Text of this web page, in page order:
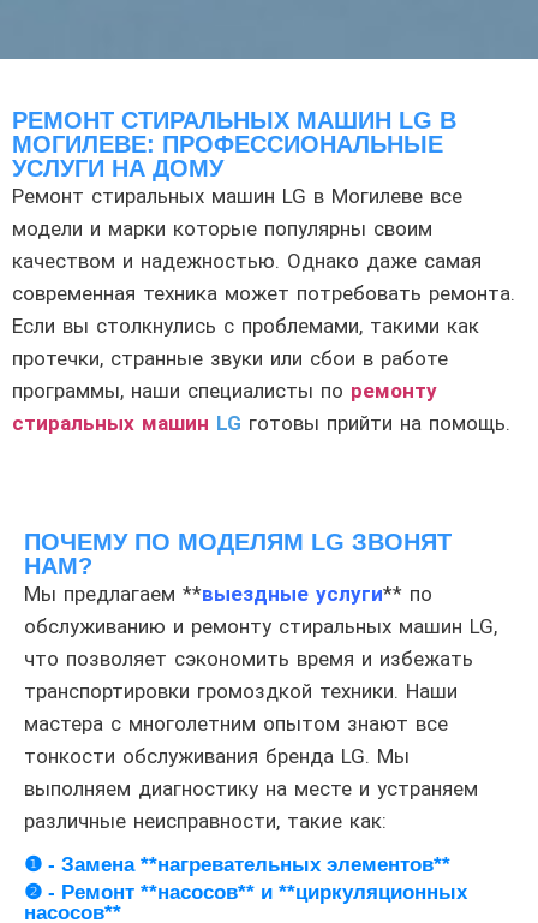
РЕМОНТ СТИРАЛЬНЫХ МАШИН LG В
МОГИЛЕВЕ: ПРОФЕССИОНАЛЬНЫЕ
УСЛУГИ НА ДОМУ
Ремонт стиральных машин LG в Могилеве все
модели и марки которые популярны своим
качеством и надежностью. Однако даже самая
современная техника может потребовать ремонта.
Если вы столкнулись с проблемами, такими как
протечки, странные звуки или сбои в работе
программы, наши специалисты по ремонту
стиральных машин LG готовы прийти на помощь.
ПОЧЕМУ ПО МОДЕЛЯМ LG ЗВОНЯТ
НАМ?
Мы предлагаем **выездные услуги** по
обслуживанию и ремонту стиральных машин LG,
что позволяет сэкономить время и избежать
транспортировки громоздкой техники. Наши
мастера с многолетним опытом знают все
тонкости обслуживания бренда LG. Мы
выполняем диагностику на месте и устраняем
различные неисправности, такие как:
❶ - Замена **нагревательных элементов**
❷ - Ремонт **насосов** и **циркуляционных
насосов**